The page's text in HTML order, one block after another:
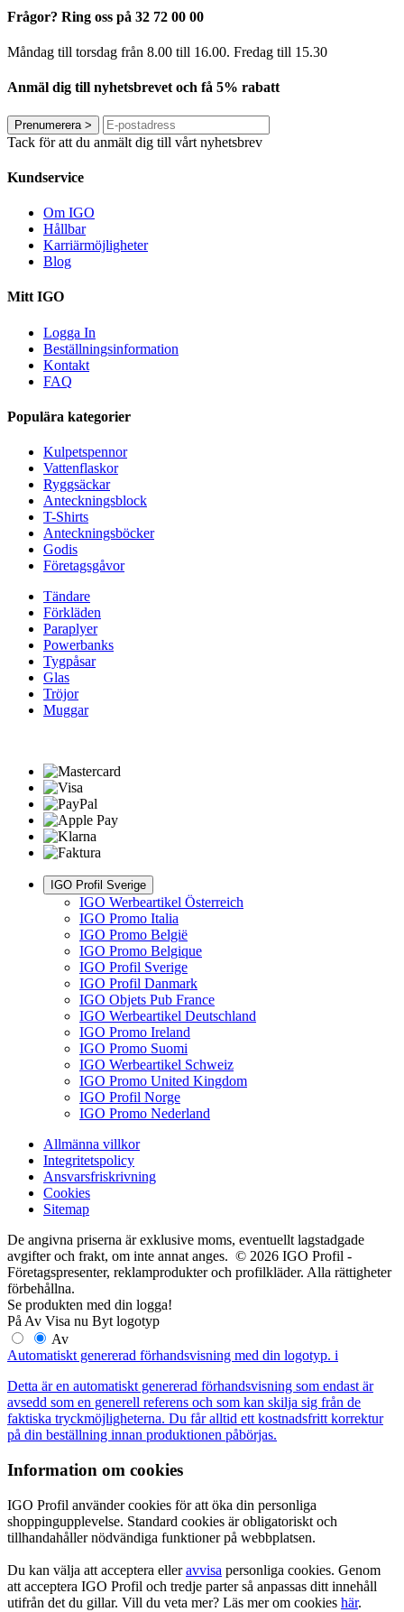
Frågor? Ring oss på 32 72 00 00
Måndag till torsdag från 8.00 till 16.00. Fredag ​​till 15.30
Anmäl dig till nyhetsbrevet och få 5% rabatt
Prenumerera >
Tack för att du anmält dig till vårt nyhetsbrev
Kundservice
Om IGO
Hållbar
Karriärmöjligheter
Blog
Mitt IGO
Logga In
Beställningsinformation
Kontakt
FAQ
Populära kategorier
Kulpetspennor
Vattenflaskor
Ryggsäckar
Anteckningsblock
T-Shirts
Anteckningsböcker
Godis
Företagsgåvor
Tändare
Förkläden
Paraplyer
Powerbanks
Tygpåsar
Glas
Tröjor
Muggar
IGO Profil Sverige
IGO Werbeartikel Österreich
IGO Promo Italia
IGO Promo België
IGO Promo Belgique
IGO Profil Sverige
IGO Profil Danmark
IGO Objets Pub France
IGO Werbeartikel Deutschland
IGO Promo Ireland
IGO Promo Suomi
IGO Werbeartikel Schweiz
IGO Promo United Kingdom
IGO Profil Norge
IGO Promo Nederland
Allmänna villkor
Integritetspolicy
Ansvarsfriskrivning
Cookies
Sitemap
De angivna priserna är exklusive moms, eventuellt lagstadgade
avgifter och frakt, om inte annat anges. © 2026 IGO Profil -
Företagspresenter, reklamprodukter och profilkläder. Alla rättigheter
förbehållna.
Se produkten med din logga!
På Av Visa nu Byt logotyp
Av
Automatiskt genererad förhandsvisning med din logotyp. i
Detta är en automatiskt genererad förhandsvisning som endast är
avsedd som en generell referens och som kan skilja sig från de
faktiska tryckmöjligheterna. Du får alltid ett kostnadsfritt korrektur
på din beställning innan produktionen påbörjas.
Information om cookies
IGO Profil använder cookies för att öka din personliga
shoppingupplevelse. Standard cookies är obligatoriskt och
tillhandahåller nödvändiga funktioner på webbplatsen.
Du kan välja att acceptera elleravvisa personliga cookies. Genom
att acceptera IGO Profil och tredje parter så anpassas ditt innehåll
utifrån det du gillar. Vill du veta mer? Läs mer om cookies här.